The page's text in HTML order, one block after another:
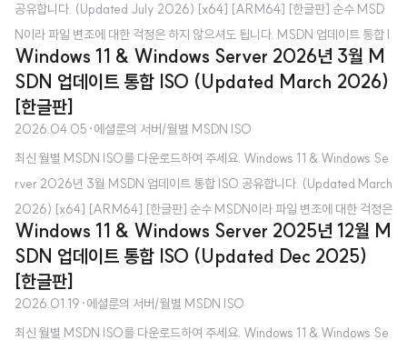
공유합니다. (Updated July 2026) [x64] [ARM64] [한글판] 순수 MSD
N이라 파일 변조에 대한 걱정은 하지 않으셔도 됩니다. MSDN 업데이트 통합 I
SO가 무엇인가요? - 매월 VSS(전 MSDN) 구독자를 대상으로 제공하는 ISO
로, 최신 Windows 업데이트가 적용된 ISO라고 보시면 됩니다. Microsoft 공
식 홈페이지에서 받는 것이나 MediaCreationTool로 제작하는 것과 무엇이
다른가요? - Microsoft 공식 홈페이지에서 제공하는 ISO는 초기 버전(최신
Windows 업데이트 포함 X)입니다. 마찬가지로 MediaCreationTool도 초기
버전 IS..
Windows 11 & Windows Server 2026년 3월 M
SDN 업데이트 통합 ISO (Updated March 2026)
[한글판]
2026.04.05 ·에셜룬의 서버/월별 MSDN ISO
최신 월별 MSDN ISO를 다운로드하여 주세요. Windows 11 & Windows Se
rver 2026년 3월 MSDN 업데이트 통합 ISO 공유합니다. (Updated March
2026) [x64] [ARM64] [한글판] 순수 MSDN이라 파일 변조에 대한 걱정은
하지 않으셔도 됩니다. MSDN 업데이트 통합 ISO가 무엇인가요? - 매월 VSS
(전 MSDN) 구독자를 대상으로 제공하는 ISO로, 최신 Windows 업데이트가
적용된 ISO라고 보시면 됩니다. Microsoft 공식 홈페이지에서 받는 것이나 M
ediaCreationTool로 제작하는 것과 무엇이 다른가요? - Microsoft 공식 홈
페이지에서 제공하는 ISO는 초기 버전(최신 Windows 업데이트 포함 X)입니
Windows 11 & Windows Server 2025년 12월 M
SDN 업데이트 통합 ISO (Updated Dec 2025)
[한글판]
2026.01.19 ·에셜룬의 서버/월별 MSDN ISO
최신 월별 MSDN ISO를 다운로드하여 주세요. Windows 11 & Windows Se